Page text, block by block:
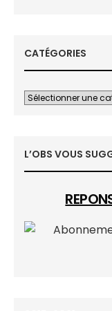
CATÉGORIES
L’OBS VOUS